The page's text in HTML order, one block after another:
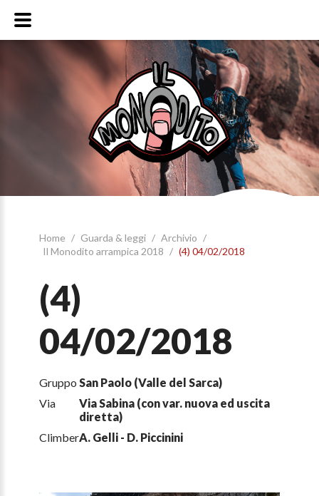
Home / Guarda & leggi / Archivio /
Il Monodito arrampica 2018 / (4) 04/02/2018
(4)
04/02/2018
Gruppo San Paolo (Valle del Sarca)
Via
Via Sabina (con var. nuova ed uscita
diretta)
ClimberA. Gelli - D. Piccinini